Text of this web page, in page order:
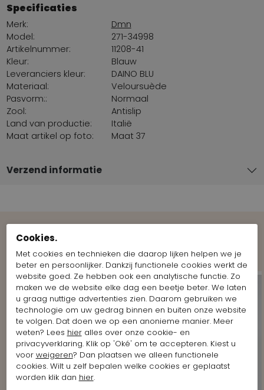
Specificaties
Merk:
Dmn
Model:
271-34998
Artikelnummer:
11208-41
Kleur:
Blauw
Leveranciers kleur:
DAINO BLU
Materiaal:
Veloursuède
Pasvorm::
Normaal
Zool:
Antislip
Land van productie:
Italië
Maat artikel op foto:
Maat 37
Verzend informatie
Cookies.
Met cookies en technieken die daarop lijken helpen we je
beter en persoonlijker. Dankzij functionele cookies werkt de
website goed. Ze hebben ook een analytische functie. Zo
maken we de website elke dag een beetje beter. We laten
u graag nuttige advertenties zien. Daarom gebruiken we
technologie om uw gedrag binnen en buiten onze website
te volgen. Dat doen we op een anonieme manier. Meer
weten? Lees hieralles over onze cookie- en
privacyverklaring. Klik op 'Oké' om te accepteren. Kiest u
voor weigeren? Dan plaatsen we alleen functionele
cookies. Wilt u zelf bepalen welke cookies er geplaatst
worden klik dan hier.